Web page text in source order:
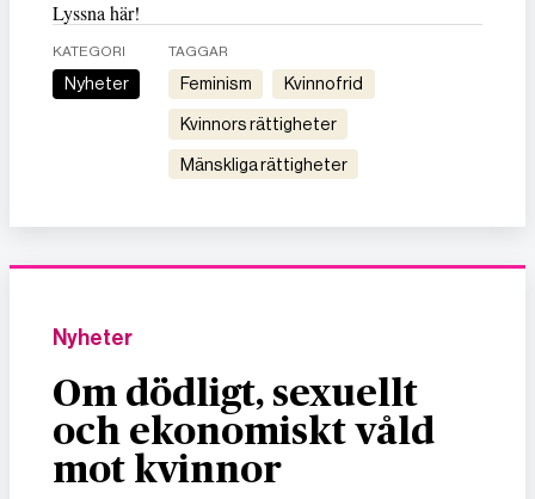
Lyssna här!
KATEGORI
Nyheter
TAGGAR
feminism kvinnofrid
kvinnors rättigheter
mänskliga rättigheter
Nyheter
Om dödligt, sexuellt
och ekonomiskt våld
mot kvinnor